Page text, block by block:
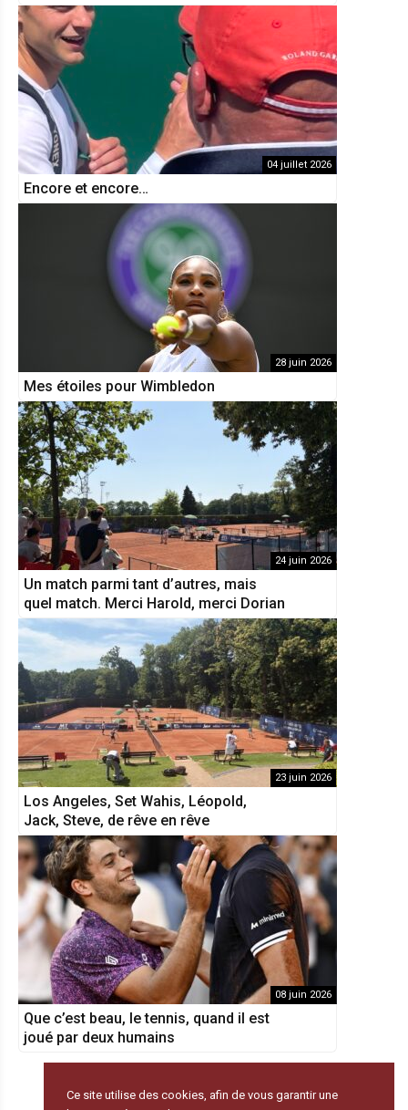
04 juillet 2026
Encore et encore…
28 juin 2026
Mes étoiles pour Wimbledon
24 juin 2026
Un match parmi tant d’autres, mais
quel match. Merci Harold, merci Dorian
23 juin 2026
Los Angeles, Set Wahis, Léopold,
Jack, Steve, de rêve en rêve
08 juin 2026
Que c’est beau, le tennis, quand il est
joué par deux humains
Ce site utilise des cookies, afin de vous garantir une